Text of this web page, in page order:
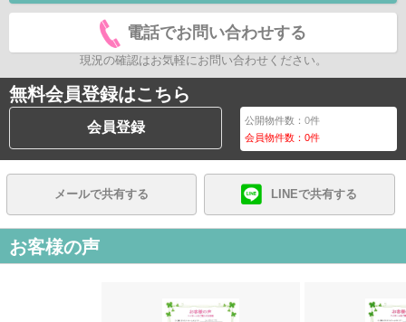
電話でお問い合わせする
現況の確認はお気軽にお問い合わせください。
無料会員登録はこちら
会員登録 公開物件数：0件
会員物件数：0件
メールで共有する LINEで共有する
お客様の声